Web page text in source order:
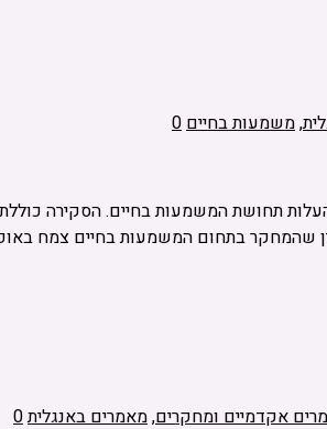
,משמעות בחיים0
תחושת המשמעות בחיים. הסקירה
שהמחקר בתחום המשמעות בחיים צמח
אקדמיים ומחקרים,מאמרים באנגלית0